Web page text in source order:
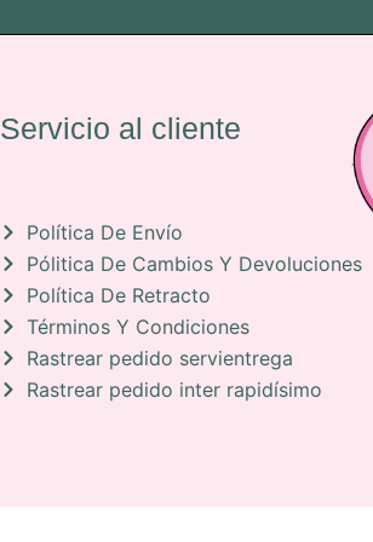
Servicio al cliente
Política De Envío
Pólitica De Cambios Y Devoluciones
Política De Retracto
Términos Y Condiciones
Rastrear pedido servientrega
Rastrear pedido inter rapidísimo